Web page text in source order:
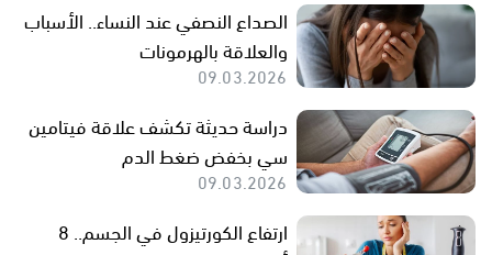
الصداع النصفي عند النساء.. الأسباب
والعلاقة بالهرمونات
09.03.2026
دراسة حديثة تكشف علاقة فيتامين
سي بخفض ضغط الدم
09.03.2026
ارتفاع الكورتيزول في الجسم.. 8